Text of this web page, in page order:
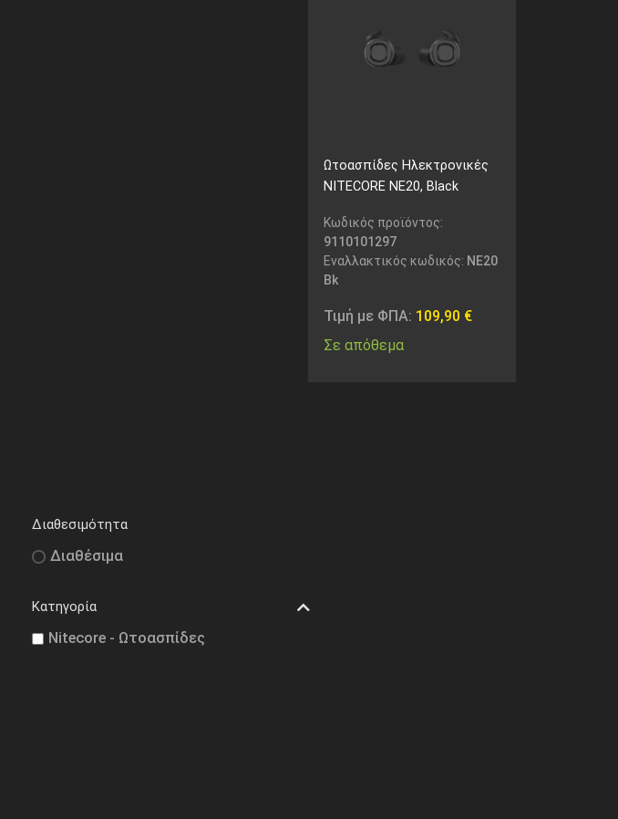
Ωτοασπίδες Ηλεκτρονικές
NITECORE NE20, Black
Κωδικός προϊόντος:
9110101297
Εναλλακτικός κωδικός: NE20
Bk
Τιμή με ΦΠΑ: 109,90 €
Σε απόθεμα
Διαθεσιμότητα
Διαθέσιμα
Κατηγορία
Nitecore - Ωτοασπίδες